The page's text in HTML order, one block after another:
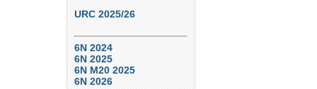
URC 2025/26
6N 2024
6N 2025
6N M20 2025
6N 2026